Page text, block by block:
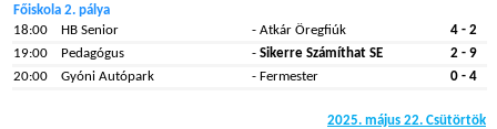
Főiskola 2. pálya
18:00
HB Senior - Atkár Öregfiúk
4 - 2
19:00
Pedagógus - Sikerre Számíthat SE
2 - 9
20:00
Gyóni Autópark - Fermester 0 - 4
2025. május 22. Csütörtök